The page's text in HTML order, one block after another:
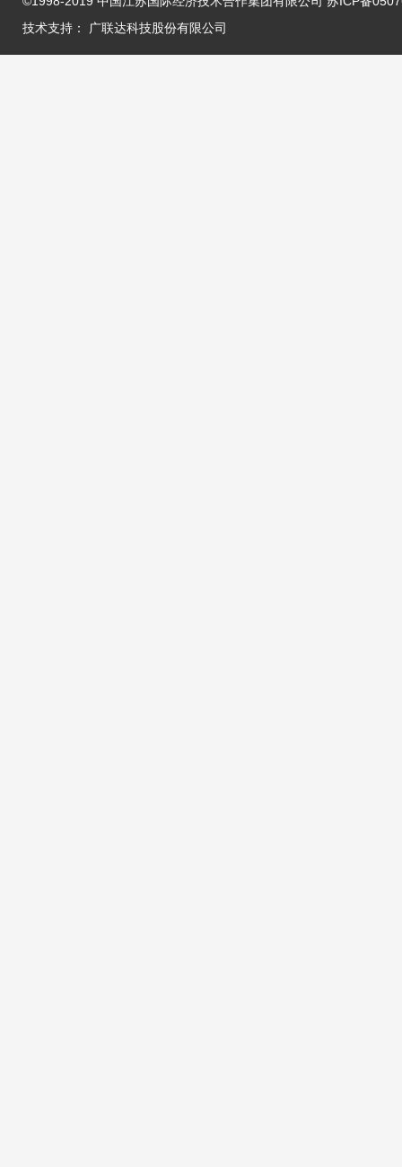
技术支持：
广联达科技股份有限公司